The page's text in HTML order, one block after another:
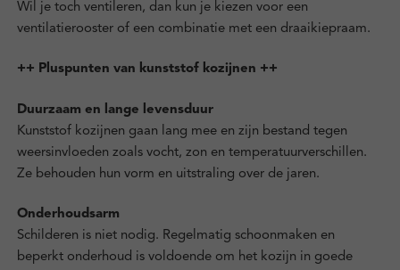
Wil je toch ventileren, dan kun je kiezen voor een
ventilatierooster of een combinatie met een draaikiepraam.
++ Pluspunten van kunststof kozijnen ++
Duurzaam en lange levensduur
Kunststof kozijnen gaan lang mee en zijn bestand tegen
weersinvloeden zoals vocht, zon en temperatuurverschillen.
Ze behouden hun vorm en uitstraling over de jaren.
Onderhoudsarm
Schilderen is niet nodig. Regelmatig schoonmaken en
beperkt onderhoud is voldoende om het kozijn in goede